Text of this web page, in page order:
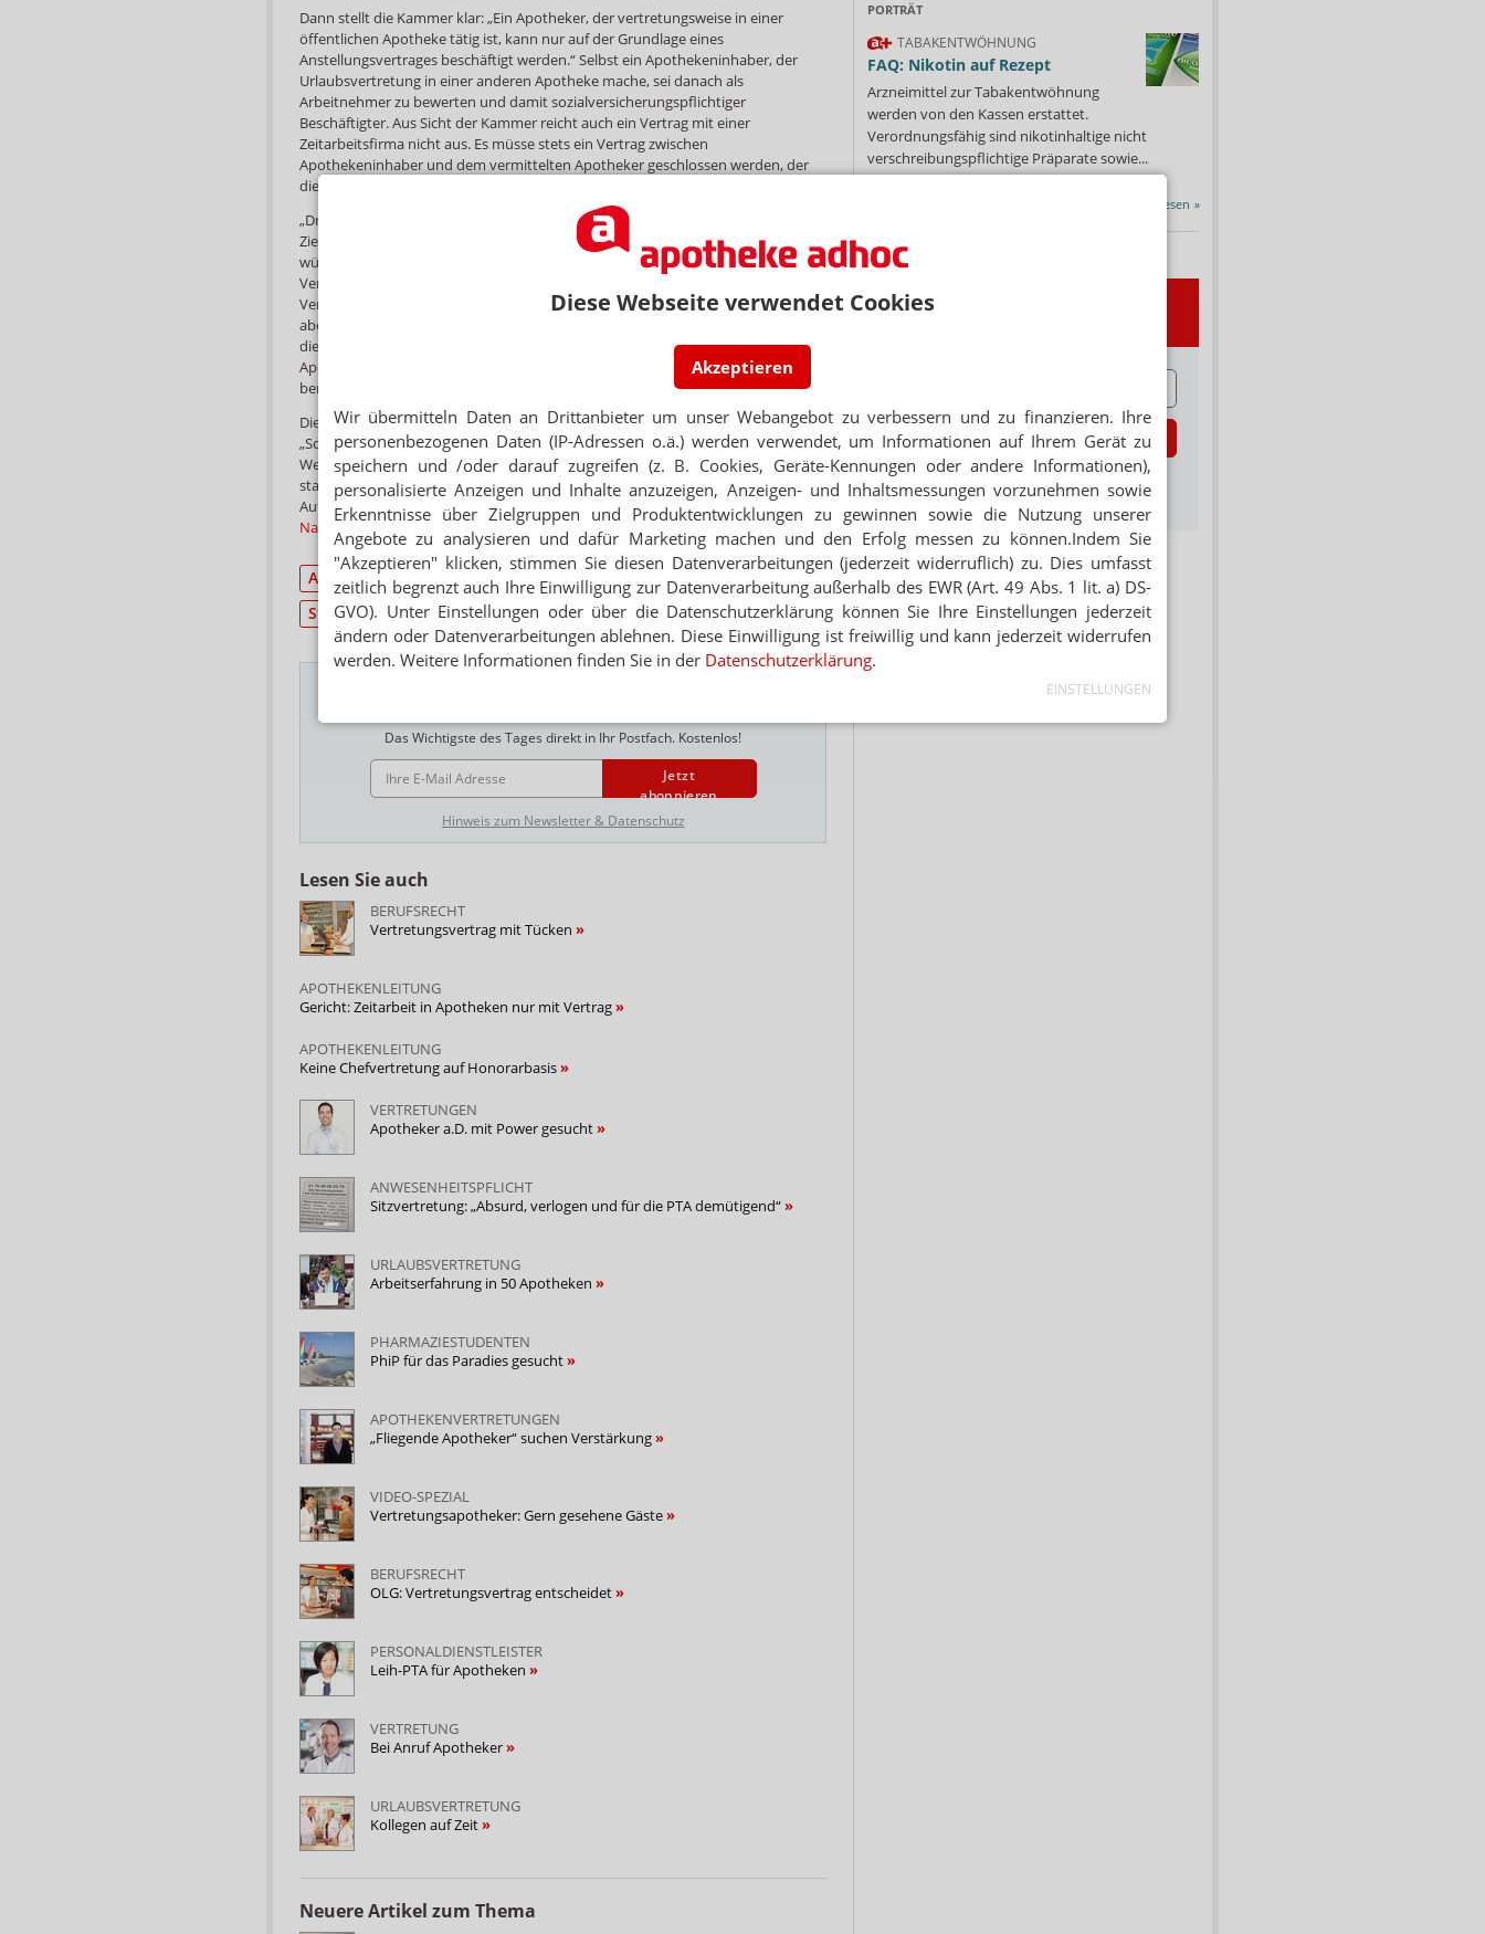
Diese Webseite verwendet Cookies
Akzeptieren
Wir übermitteln Daten an Drittanbieter um unser Webangebot zu verbessern und zu finanzieren. Ihre
personenbezogenen Daten (IP-Adressen o.ä.) werden verwendet, um Informationen auf Ihrem Gerät zu
speichern und /oder darauf zugreifen (z. B. Cookies, Geräte-Kennungen oder andere Informationen),
personalisierte Anzeigen und Inhalte anzuzeigen, Anzeigen- und Inhaltsmessungen vorzunehmen sowie
Erkenntnisse über Zielgruppen und Produktentwicklungen zu gewinnen sowie die Nutzung unserer
Angebote zu analysieren und dafür Marketing machen und den Erfolg messen zu können.Indem Sie
"Akzeptieren" klicken, stimmen Sie diesen Datenverarbeitungen (jederzeit widerruflich) zu. Dies umfasst
zeitlich begrenzt auch Ihre Einwilligung zur Datenverarbeitung außerhalb des EWR (Art. 49 Abs. 1 lit. a) DS-
GVO). Unter Einstellungen oder über die Datenschutzerklärung können Sie Ihre Einstellungen jederzeit
ändern oder Datenverarbeitungen ablehnen. Diese Einwilligung ist freiwillig und kann jederzeit widerrufen
werden. Weitere Informationen finden Sie in der Datenschutzerklärung.
EINSTELLUNGEN
Dann stellt die Kammer klar: „Ein Apotheker, der vertretungsweise in einer
öffentlichen Apotheke tätig ist, kann nur auf der Grundlage eines
Anstellungsvertrages beschäftigt werden.“ Selbst ein Apothekeninhaber, der
Urlaubsvertretung in einer anderen Apotheke mache, sei danach als
Arbeitnehmer zu bewerten und damit sozialversicherungspflichtiger
Beschäftigter. Aus Sicht der Kammer reicht auch ein Vertrag mit einer
Zeitarbeitsfirma nicht aus. Es müsse stets ein Vertrag zwischen
Apothekeninhaber und dem vermittelten Apotheker geschlossen werden, der
die Weisungsbefugnis sicherstelle.
„Dringend ab“ rät die Kammer zudem von freien Mitarbeiterverträgen mit dem
Ziel, die „Entrichtung von Sozialversicherungsbeiträgen zu vermeiden“. Dazu
würden Honorarvereinbarungen getroffen mit dem Zusatz, wonach der
Vertreter die Sozialabgaben und Steuern selbst abführen müsse. Solche
Vertragsgestaltungen würden zwar von Steuerberatern empfohlen, suggerierten
aber „Scheinselbständigkeit“. Das Fazit: „Die Apothekerkammer Nordrhein hält
die freie Mitarbeit in Apotheken nach wie vor für nicht vereinbar mit dem
Apothekengesetz sowie der Apothekenbetriebsordnung und damit auch für
berufsrechtswidrig.“
Die Kammer warnt schließlich vor den Folgen der Beschäftigung von
„Scheinselbstständigen“. Denn sei in Verträgen mit Honorarkräften die
Weisungsbefugnis des Apothekenleitern verankert, sein dies „in der Regel ein
starkes Indiz für eine nichtselbständige Tätigkeit“. Ein Prüfung durch die
Aufsichtsbehörden könne so eine
vier Jahre rückwirkende Forderung zur
Nachzahlung von Sozialversicherungsbeiträgen auslösen.
Apothekenrecht Personal
Finanzen/Steuern
Standespolitik
Das Wichtigste des Tages direkt in Ihr Postfach. Kostenlos!
E-MAIL ADRESSE
Jetzt
abonnieren
Hinweis zum Newsletter & Datenschutz
Lesen Sie auch
BERUFSRECHT
Vertretungsvertrag mit Tücken
APOTHEKENLEITUNG
Gericht: Zeitarbeit in Apotheken nur mit Vertrag
APOTHEKENLEITUNG
Keine Chefvertretung auf Honorarbasis
VERTRETUNGEN
Apotheker a.D. mit Power gesucht
ANWESENHEITSPFLICHT
Sitzvertretung: „Absurd, verlogen und für die PTA demütigend“
URLAUBSVERTRETUNG
Arbeitserfahrung in 50 Apotheken
PHARMAZIESTUDENTEN
PhiP für das Paradies gesucht
APOTHEKENVERTRETUNGEN
„Fliegende Apotheker“ suchen Verstärkung
VIDEO-SPEZIAL
Vertretungsapotheker: Gern gesehene Gäste
BERUFSRECHT
OLG: Vertretungsvertrag entscheidet
PERSONALDIENSTLEISTER
Leih-PTA für Apotheken
VERTRETUNG
Bei Anruf Apotheker
URLAUBSVERTRETUNG
Kollegen auf Zeit
Neuere Artikel zum Thema
PORTRÄT
TABAKENTWÖHNUNG
FAQ: Nikotin auf Rezept
Arzneimittel zur Tabakentwöhnung
werden von den Kassen erstattet.
Verordnungsfähig sind nikotinhaltige nicht
verschreibungspflichtige Präparate sowie...
Mehr»
Alle Porträts lesen »
Jetzt abonnieren
Hinweis zum Newsletter &
Datenschutz